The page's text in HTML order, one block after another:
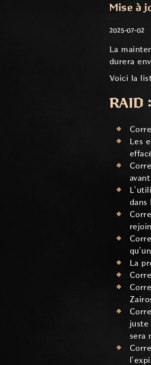
Mise à
2025-07-02
La
durera
Voici la
RAID
Les
dans
La
juste
sera